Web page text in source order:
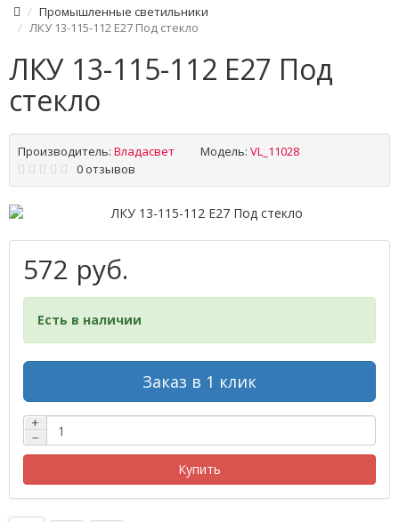
Промышленные светильники
ЛКУ 13-115-112 Е27 Под стекло
ЛКУ 13-115-112 Е27 Под
стекло
Производитель: Владасвет Модель: VL_11028
0 отзывов
572 руб.
Есть в наличии
Заказ в 1 клик
+
−
Купить